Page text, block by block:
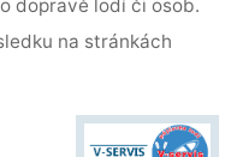
dopravě lodí či osob.
na stránkách